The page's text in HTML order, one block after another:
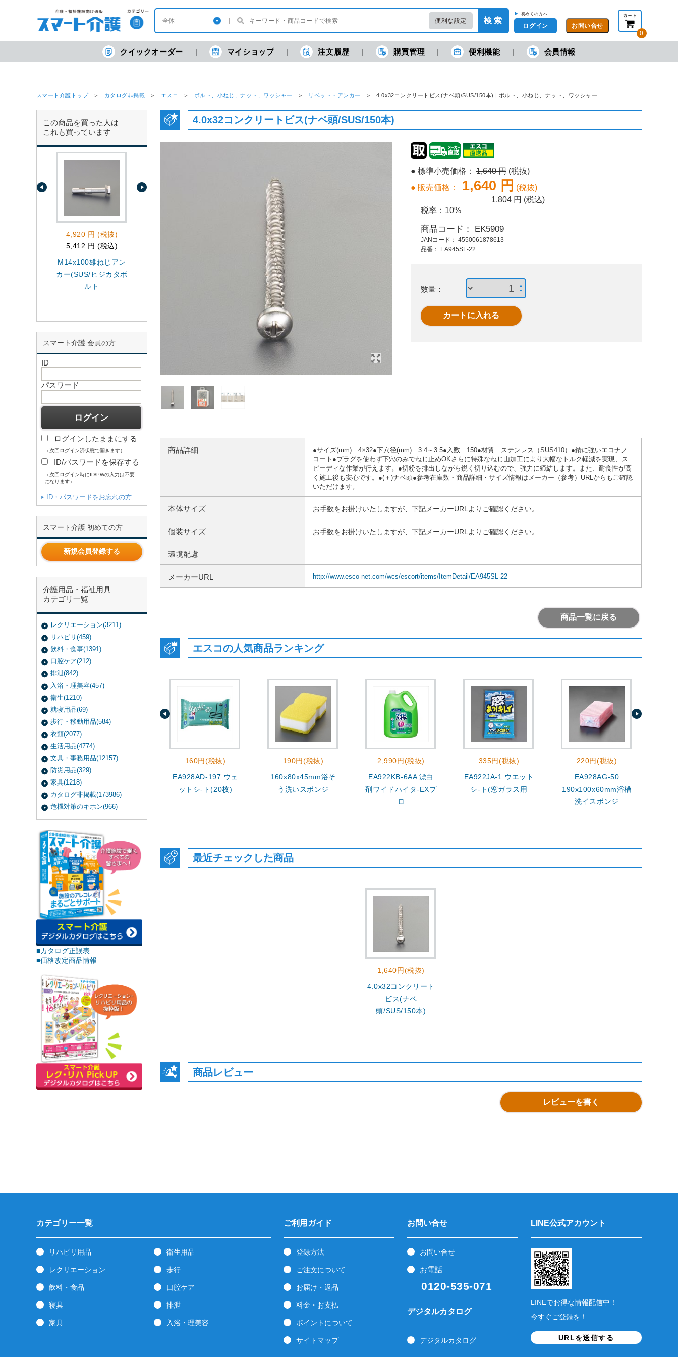
便利な設定 検 索
▶ 初めての方へ
ログイン
0
現在の金額合計： 円 (税抜) 円(税込)
クイックオーダー マイショップ 注文履歴 購買管理 便利機能 会員情報
スマート介護トップ カタログ非掲載 エスコ ボルト、小ねじ、ナット、ワッシャー リベット・アンカー 4.0x32コンクリートビス(ナベ頭/SUS/150本) | ボルト、小ねじ、ナット、ワッシャー
この商品を買った人は
これも買っています
4,920 円 (税抜)
5,412 円 (税込)
M14x100雄ねじアン
カー(SUS/ヒジカタボ
ルト
1,380 円 (税抜)
1,518 円 (税込)
EA945BT-30
W3/8x30mm雌ネジ
アンカー(50本)
550 円 (税抜)
605 円 (税込)
スマート介護 会員の方
ID
パスワード
ログインしたままにする
（次回ログイン済状態で開きます）
ID/パスワードを保存する
（次回ログイン時にID/PWの入力は不要
になります）
ID・パスワードをお忘れの方
スマート介護 初めての方
新規会員登録する
介護用品・福祉用具
カテゴリ一覧
レクリエーション(3211)
リハビリ(459)
飲料・食事(1391)
口腔ケア(212)
排泄(842)
入浴・理美容(457)
衛生(1210)
就寝用品(69)
歩行・移動用品(584)
衣類(2077)
生活用品(4774)
文具・事務用品(12157)
防災用品(329)
家具(1218)
カタログ非掲載(173986)
危機対策のキホン(966)
■カタログ正誤表
■価格改定商品情報
4.0x32コンクリートビス(ナベ頭/SUS/150本)
● 標準小売価格：1,640 円 (税抜)
● 販売価格：
1,640 円 (税抜)
1,804 円 (税込)
税率： 10%
商品コード： EK5909
JANコード： 4550061878613
品番：
EA945SL-22
数量：
商品詳細
●サイズ(mm)…4×32●下穴径(mm)…3.4～3.5●入数…150●材質…ステンレス（SUS410）●錆に強いエコナノ
コート●プラグを使わず下穴のみでねじ止めOKさらに特殊なねじ山加工により大幅なトルク軽減を実現、ス
ピーディな作業が行えます。●切粉を排出しながら鋭く切り込むので、強力に締結します。また、耐食性が高
く施工後も安心です。●(＋)ナベ頭●参考在庫数・商品詳細・サイズ情報はメーカー（参考）URLからもご確認
いただけます。
本体サイズ お手数をお掛けいたしますが、下記メーカーURLよりご確認ください。
個装サイズ お手数をお掛けいたしますが、下記メーカーURLよりご確認ください。
環境配慮
メーカーURL http://www.esco-net.com/wcs/escort/items/ItemDetail/EA945SL-22
商品一覧に戻る
エスコの人気商品ランキング
160円(税抜)
EA928AD-197 ウェ
ットシ-ト(20枚)
190円(税抜)
160x80x45mm浴そ
う洗いスポンジ
2,990円(税抜)
EA922KB-6AA 漂白
剤ワイドハイタ-EXプ
ロ
335円(税抜)
EA922JA-1 ウエット
シ-ト(窓ガラス用
220円(税抜)
EA928AG-50
190x100x60mm浴槽
洗イスポンジ
最近チェックした商品
1,640円(税抜)
4.0x32コンクリート
ビス(ナベ
頭/SUS/150本)
商品レビュー
レビューを書く
カテゴリー一覧
リハビリ用品 衛生用品
レクリエーション 歩行
飲料・食品 口腔ケア
寝具 排泄
家具 入浴・理美容
ご利用ガイド
登録方法
ご注文について
お届け・返品
料金・お支払
ポイントについて
サイトマップ
お問い合せ
お問い合せ
お電話
0120-535-071
デジタルカタログ
デジタルカタログ
LINE公式アカウント
LINEでお得な情報配信中！
今すぐご登録を！
URLを送信する